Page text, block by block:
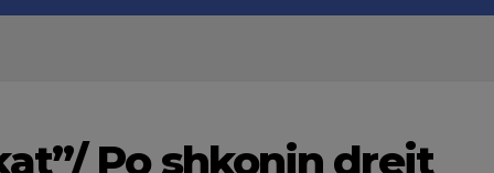
Po shkonin drejt